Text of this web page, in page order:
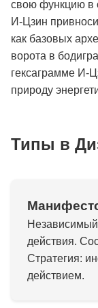
свою функцию в
И-Цзин
как базовых
ворота в
гексаграмме И-
природу
Типы в
действия.
Стратегия:
действием.